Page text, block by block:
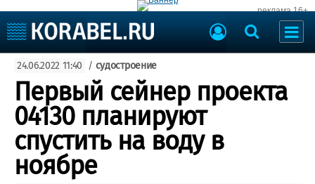
реклама 16+
Судоходство
Судоремонт
События
Пресс-релизы
Порты
ВМФ
Образование
Яхты и катера
Еще
24.06.2022 11:40 / судостроение
Первый сейнер проекта
04130 планируют
спустить на воду в
ноябре